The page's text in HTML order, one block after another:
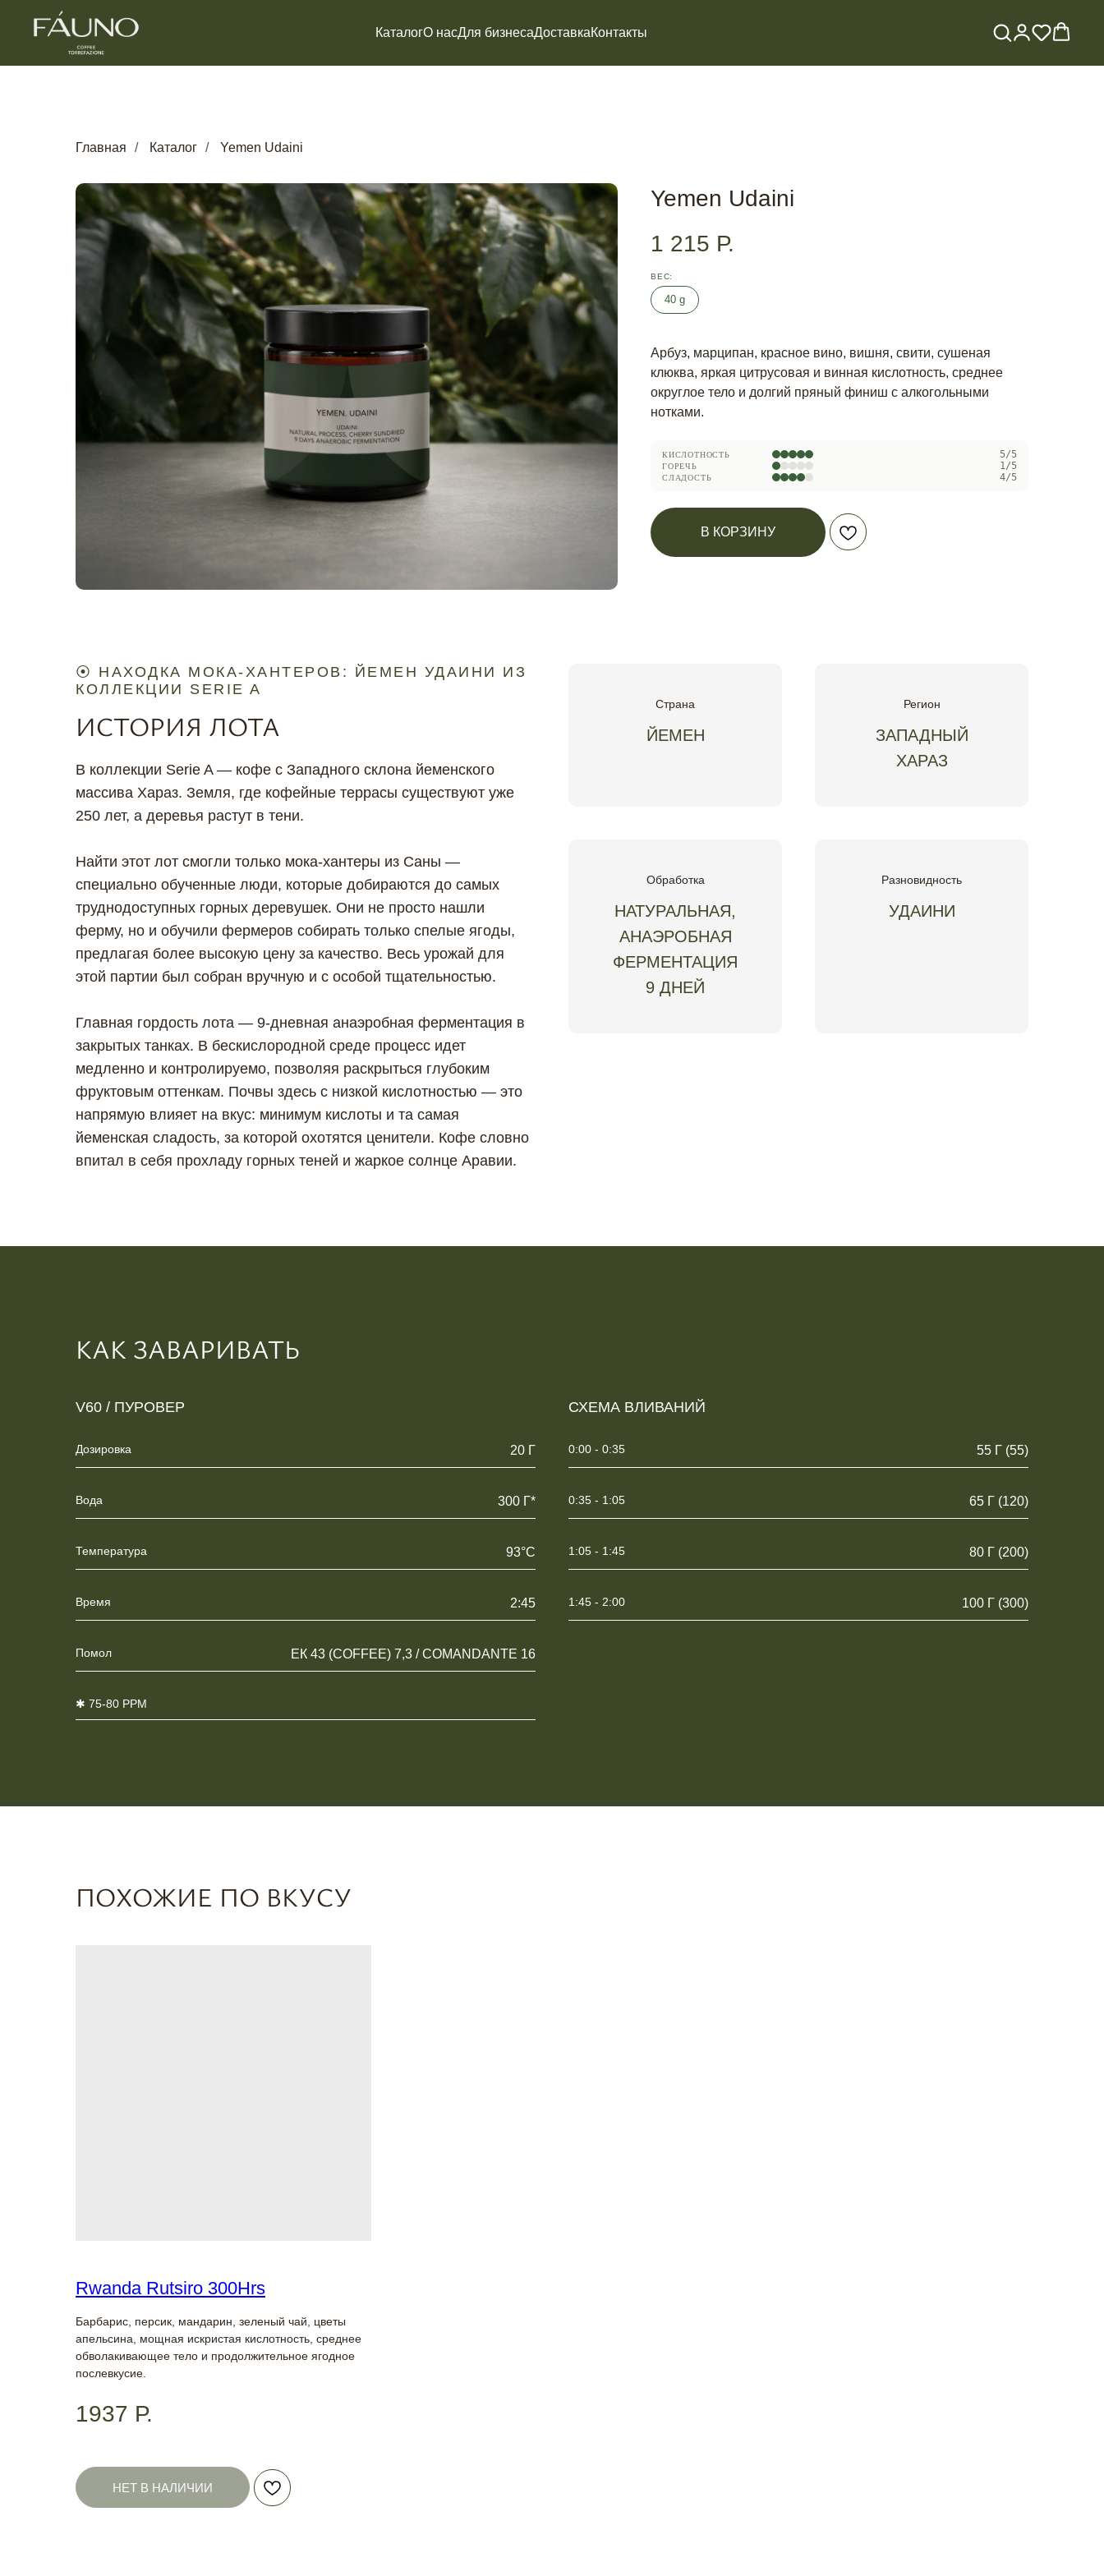
КаталогО насДля бизнесаДоставкаКонтакты
Главная / Каталог / Yemen Udaini
Yemen Udaini
1 215 Р.
ВЕС
40 g
Арбуз, марципан, красное вино, вишня, свити, сушеная
клюква, яркая цитрусовая и винная кислотность, среднее
округлое тело и долгий пряный финиш с алкогольными
нотками.
КИСЛОТНОСТЬ 5/5
ГОРЕЧЬ 1/5
СЛАДОСТЬ 4/5
В КОРЗИНУ
⦿ НАХОДКА МОКА-ХАНТЕРОВ: ЙЕМЕН УДАИНИ ИЗ
КОЛЛЕКЦИИ SERIE A
ИСТОРИЯ ЛОТА
В коллекции Serie A — кофе с Западного склона йеменского
массива Хараз. Земля, где кофейные террасы существуют уже
250 лет, а деревья растут в тени.
Найти этот лот смогли только мока-хантеры из Саны —
специально обученные люди, которые добираются до самых
труднодоступных горных деревушек. Они не просто нашли
ферму, но и обучили фермеров собирать только спелые ягоды,
предлагая более высокую цену за качество. Весь урожай для
этой партии был собран вручную и с особой тщательностью.
Главная гордость лота — 9-дневная анаэробная ферментация в
закрытых танках. В бескислородной среде процесс идет
медленно и контролируемо, позволяя раскрыться глубоким
фруктовым оттенкам. Почвы здесь с низкой кислотностью — это
напрямую влияет на вкус: минимум кислоты и та самая
йеменская сладость, за которой охотятся ценители. Кофе словно
впитал в себя прохладу горных теней и жаркое солнце Аравии.
Страна
ЙЕМЕН
Регион
ЗАПАДНЫЙ
ХАРАЗ
Обработка
НАТУРАЛЬНАЯ,
АНАЭРОБНАЯ
ФЕРМЕНТАЦИЯ
9 ДНЕЙ
Разновидность
УДАИНИ
КАК ЗАВАРИВАТЬ
V60 / ПУРОВЕР
Дозировка 20 Г
Вода 300 Г*
Температура 93°C
Время 2:45
Помол ЕК 43 (COFFEE) 7,3 / COMANDANTE 16
✱ 75-80 PPM
СХЕМА ВЛИВАНИЙ
0:00 - 0:35 55 Г (55)
0:35 - 1:05 65 Г (120)
1:05 - 1:45 80 Г (200)
1:45 - 2:00 100 Г (300)
ПОХОЖИЕ ПО ВКУСУ
Rwanda Rutsiro 300Hrs
Барбарис, персик, мандарин, зеленый чай, цветы
апельсина, мощная искристая кислотность, среднее
обволакивающее тело и продолжительное ягодное
послевкусие.
1937 Р.
НЕТ В НАЛИЧИИ